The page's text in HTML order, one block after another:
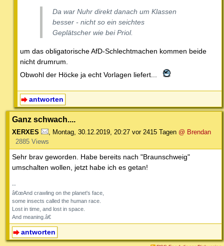
Da war Nuhr direkt danach um Klassen
besser - nicht so ein seichtes
Geplätscher wie bei Priol.
um das obligatorische AfD-Schlechtmachen kommen beide
nicht drumrum.
Obwohl der Höcke ja echt Vorlagen liefert...
antworten
Ganz schwach....
XERXES Montag, 30.12.2019, 20:27 vor 2415 Tagen @ Brendan
2885 Views
Sehr brav geworden. Habe bereits nach "Braunschweig"
umschalten wollen, jetzt habe ich es getan!
--
â€œAnd crawling on the planet's face,
some insects called the human race.
Lost in time, and lost in space.
And meaning.â€
antworten